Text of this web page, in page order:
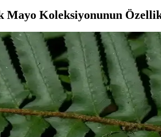
Mayo Koleksiyonunun